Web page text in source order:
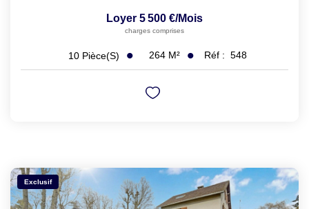
Loyer 5 500 €/mois
charges comprises
10 Pièce(s) 264 M² Réf : 548
Exclusif